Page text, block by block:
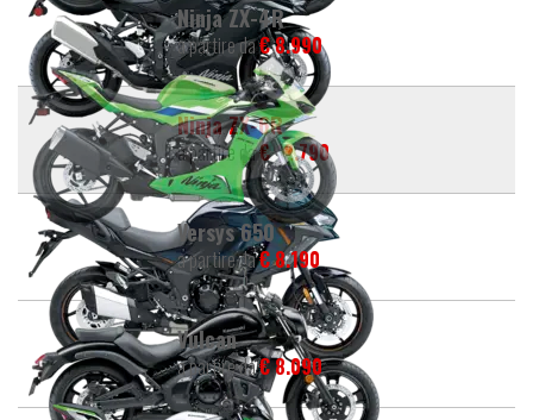
Ninja ZX-4R
a partire da€ 8.990
Ninja ZX-6R
a partire da€ 12.790
Versys 650
a partire da€ 8.190
Vulcan
a partire da€ 8.090